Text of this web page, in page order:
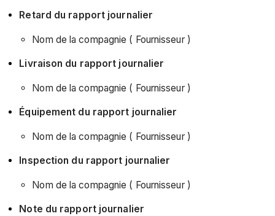
Retard du rapport journalier
Nom de la compagnie ( Fournisseur )
Livraison du rapport journalier
Nom de la compagnie ( Fournisseur )
Équipement du rapport journalier
Nom de la compagnie ( Fournisseur )
Inspection du rapport journalier
Nom de la compagnie ( Fournisseur )
Note du rapport journalier